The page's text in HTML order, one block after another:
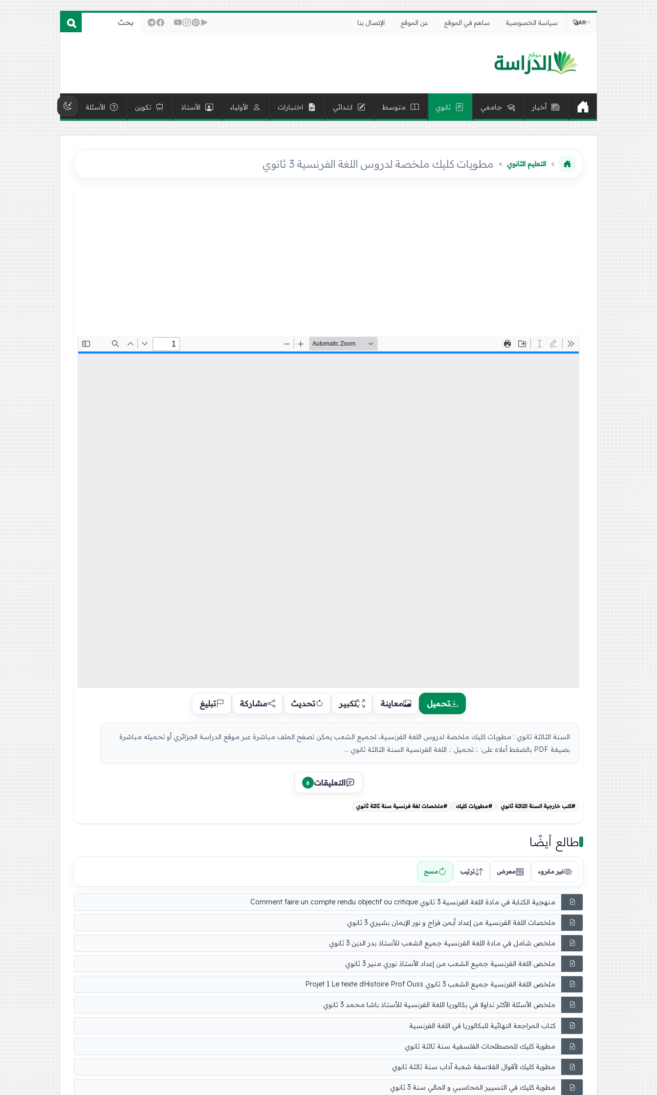
سياسة الخصوصية ساهم في الموقع عن الموقع الإتصال بنا AR
أخبار جامعي ثانوي متوسط ابتدائي اختبارات الأولياء الأستاذ تكوين الأسئلة
التعليم الثانوي مطويات كليك ملخصة لدروس اللغة الفرنسية 3 ثانوي
تحميل معاينة تكبير تحديث مشاركة تبليغ
السنة الثالثة ثانوي : مطويات كليك ملخصة لدروس اللغة الفرنسية، لجميع الشعب يمكن تصفح الملف مباشرة عبر موقع الدراسة الجزائري أو تحميله مباشرة
بصيغة PDF بالضغط أعلاه على: .: تحميل :. اللغة الفرنسية السنة الثالثة ثانوي ...
التعليقات 6
#كتب خارجية السنة الثالثة ثانوي #مطويات كليك #ملخصات لغة فرنسية سنة ثالثة ثانوي
طالع أيضًا
غير مقروء معرض ترتيب مسح
منهجية الكتابة في مادة اللغة الفرنسية 3 ثانوي Comment faire un compte rendu objectif ou critique
ملخصات اللغة الفرنسية من إعداد أيمن فراج و نور الإيمان بشيري 3 ثانوي
ملخص شامل في مادة اللغة الفرنسية جميع الشعب للأستاذ بدر الدين 3 ثانوي
ملخص اللغة الفرنسية جميع الشعب من إعداد الأستاذ نوري منير 3 ثانوي
ملخص اللغة الفرنسية جميع الشعب 3 ثانوي Projet 1 Le texte dHistoire Prof Ouss
ملخص الأسئلة الأكثر تداولا في بكالوريا اللغة الفرنسية للأستاذ باشا محمد 3 ثانوي
كتاب المراجعة النهائية للبكالوريا في اللغة الفرنسية
مطوية كليك للمصطلحات الفلسفية سنة ثالثة ثانوي
مطوية كليك لأقوال الفلاسفة شعبة آداب سنة ثالثة ثانوي
مطوية كليك في التسيير المحاسبي و المالي سنة 3 ثانوي